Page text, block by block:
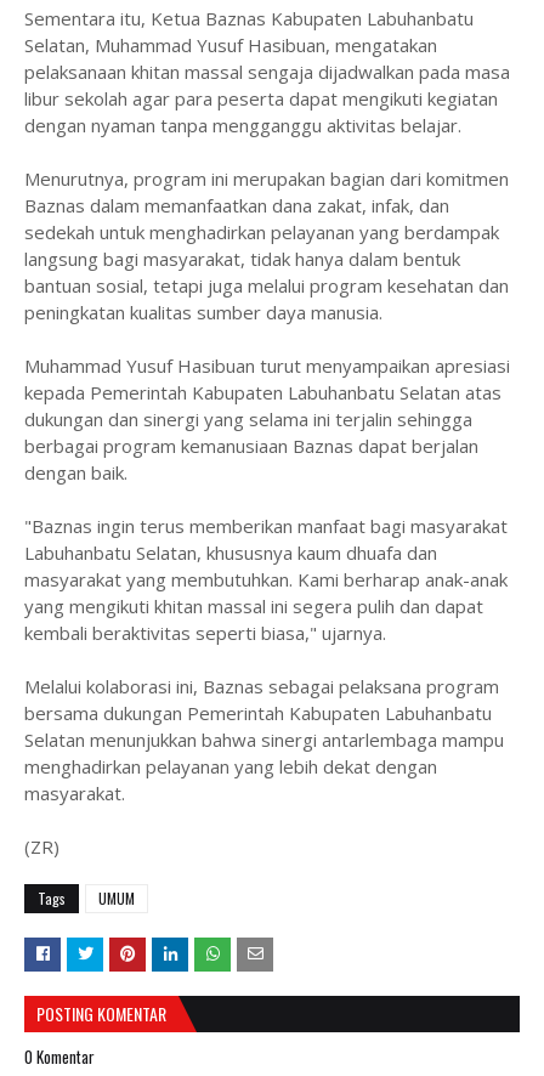
‎Sementara itu, Ketua Baznas Kabupaten Labuhanbatu
Selatan, Muhammad Yusuf Hasibuan, mengatakan
pelaksanaan khitan massal sengaja dijadwalkan pada masa
libur sekolah agar para peserta dapat mengikuti kegiatan
dengan nyaman tanpa mengganggu aktivitas belajar.
‎Menurutnya, program ini merupakan bagian dari komitmen
Baznas dalam memanfaatkan dana zakat, infak, dan
sedekah untuk menghadirkan pelayanan yang berdampak
langsung bagi masyarakat, tidak hanya dalam bentuk
bantuan sosial, tetapi juga melalui program kesehatan dan
peningkatan kualitas sumber daya manusia.
‎Muhammad Yusuf Hasibuan turut menyampaikan apresiasi
kepada Pemerintah Kabupaten Labuhanbatu Selatan atas
dukungan dan sinergi yang selama ini terjalin sehingga
berbagai program kemanusiaan Baznas dapat berjalan
dengan baik.
‎"Baznas ingin terus memberikan manfaat bagi masyarakat
Labuhanbatu Selatan, khususnya kaum dhuafa dan
masyarakat yang membutuhkan. Kami berharap anak-anak
yang mengikuti khitan massal ini segera pulih dan dapat
kembali beraktivitas seperti biasa," ujarnya.
‎Melalui kolaborasi ini, Baznas sebagai pelaksana program
bersama dukungan Pemerintah Kabupaten Labuhanbatu
Selatan menunjukkan bahwa sinergi antarlembaga mampu
menghadirkan pelayanan yang lebih dekat dengan
masyarakat.
(ZR)
Tags UMUM
POSTING KOMENTAR
0 Komentar